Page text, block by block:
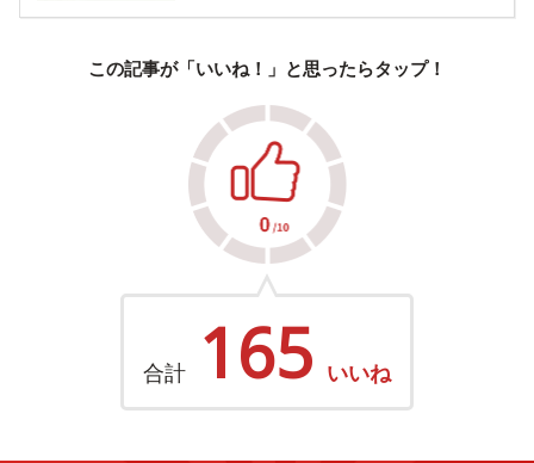
この記事が「いいね！」と思ったらタップ！
合計 165 いいね